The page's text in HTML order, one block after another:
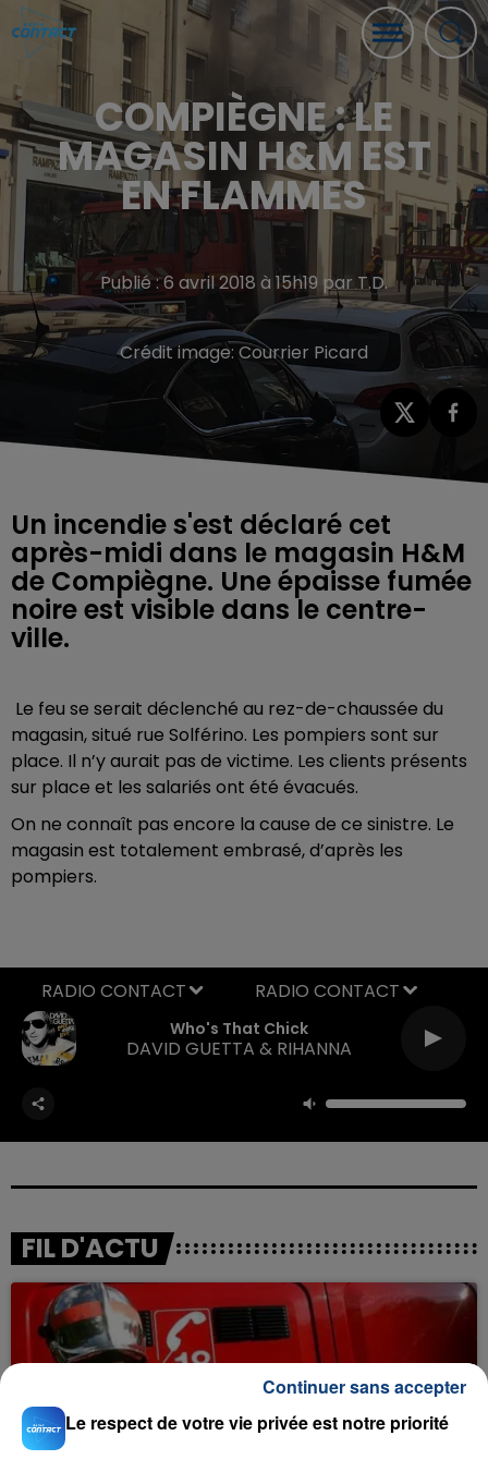
COMPIÈGNE : LE
MAGASIN H&M EST
EN FLAMMES
Publié : 6 avril 2018 à 15h19 par T.D.
Crédit image: Courrier Picard
Un incendie s'est déclaré cet
après-midi dans le magasin H&M
de Compiègne. Une épaisse fumée
noire est visible dans le centre-
ville.
Le feu se serait déclenché au rez-de-chaussée du
magasin, situé rue Solférino. Les pompiers sont sur
place. Il n’y aurait pas de victime. Les clients présents
sur place et les salariés ont été évacués.
On ne connaît pas encore la cause de ce sinistre. Le
magasin est totalement embrasé, d’après les
pompiers.
Who's That Chick
DAVID GUETTA & RIHANNA
RADIO CONTACT
FIL D'ACTU
Le respect de votre vie privée est notre priorité
Continuer sans accepter